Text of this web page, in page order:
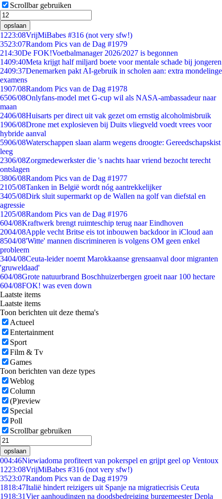
Scrollbar gebruiken
opslaan
1223:08VrijMiBabes #316 (not very sfw!)
3523:07Random Pics van de Dag #1979
214:30De FOK!Voetbalmanager 2026/2027 is begonnen
1409:40Meta krijgt half miljard boete voor mentale schade bij jongeren
2409:37Denemarken pakt AI-gebruik in scholen aan: extra mondelinge
examens
1907/08Random Pics van de Dag #1978
6506/08Onlyfans-model met G-cup wil als NASA-ambassadeur naar
maan
2406/08Huisarts per direct uit vak gezet om ernstig alcoholmisbruik
1906/08Drone met explosieven bij Duits vliegveld voedt vrees voor
hybride aanval
5906/08Waterschappen slaan alarm wegens droogte: Gereedschapskist
leeg
2306/08Zorgmedewerkster die 's nachts haar vriend bezocht terecht
ontslagen
3806/08Random Pics van de Dag #1977
2105/08Tanken in België wordt nóg aantrekkelijker
3405/08Dirk sluit supermarkt op de Wallen na golf van diefstal en
agressie
1205/08Random Pics van de Dag #1976
604/08Kraftwerk brengt ruimteschip terug naar Eindhoven
2004/08Apple vecht Britse eis tot inbouwen backdoor in iCloud aan
8504/08'Witte' mannen discrimineren is volgens OM geen enkel
probleem
3404/08Ceuta-leider noemt Marokkaanse grensaanval door migranten
'gruweldaad'
604/08Grote natuurbrand Boschhuizerbergen groeit naar 100 hectare
604/08FOK! was even down
Laatste items
Laatste items
Toon berichten uit deze thema's
Actueel
Entertainment
Sport
Film & Tv
Games
Toon berichten van deze types
Weblog
Column
(P)review
Special
Poll
Scrollbar gebruiken
opslaan
004:46Niewiadoma profiteert van pokerspel en grijpt geel op Ventoux
1223:08VrijMiBabes #316 (not very sfw!)
3523:07Random Pics van de Dag #1979
1818:47Italië hindert reizigers uit Spanje na migratiecrisis Ceuta
1918:31Vier aanhoudingen na doodsbedreiging burgemeester Depla